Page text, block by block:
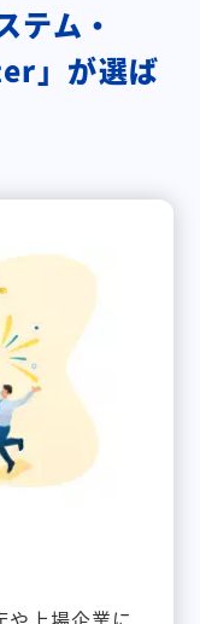
テム・
」が選ば